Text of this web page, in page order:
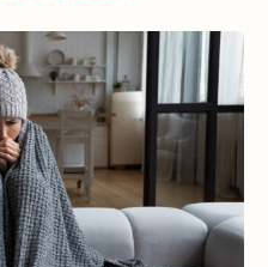
おすすめグッズ 足 睡眠
むくみ 睡眠不足 鶴橋
土・祝営業 ダイエット
背骨 腱鞘炎 腕
谷9 寒暖差 梅雨